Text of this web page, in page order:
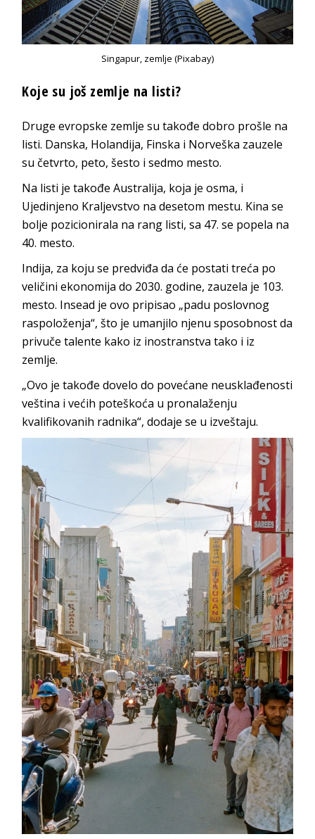
Singapur, zemlje (Pixabay)
Koje su još zemlje na listi?
Druge evropske zemlje su takođe dobro prošle na
listi. Danska, Holandija, Finska i Norveška zauzele
su četvrto, peto, šesto i sedmo mesto.
Na listi je takođe Australija, koja je osma, i
Ujedinjeno Kraljevstvo na desetom mestu. Kina se
bolje pozicionirala na rang listi, sa 47. se popela na
40. mesto.
Indija, za koju se predviđa da će postati treća po
veličini ekonomija do 2030. godine, zauzela je 103.
mesto. Insead je ovo pripisao „padu poslovnog
raspoloženja“, što je umanjilo njenu sposobnost da
privuče talente kako iz inostranstva tako i iz
zemlje.
„Ovo je takođe dovelo do povećane neusklađenosti
veština i većih poteškoća u pronalaženju
kvalifikovanih radnika“, dodaje se u izveštaju.